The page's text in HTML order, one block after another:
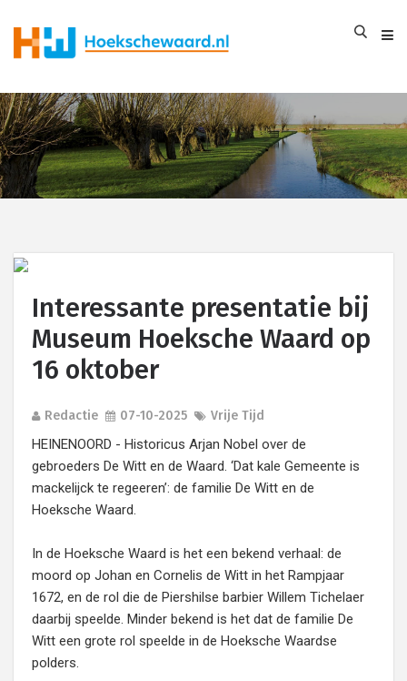
Interessante presentatie bij
Museum Hoeksche Waard op
16 oktober
Redactie 07-10-2025 Vrije Tijd
HEINENOORD - Historicus Arjan Nobel over de
gebroeders De Witt en de Waard. ‘Dat kale Gemeente is
mackelijck te regeeren’: de familie De Witt en de
Hoeksche Waard.
In de Hoeksche Waard is het een bekend verhaal: de
moord op Johan en Cornelis de Witt in het Rampjaar
1672, en de rol die de Piershilse barbier Willem Tichelaer
daarbij speelde. Minder bekend is het dat de familie De
Witt een grote rol speelde in de Hoeksche Waardse
polders.